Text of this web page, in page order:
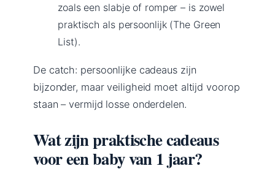
zoals een slabje of romper – is zowel
praktisch als persoonlijk (The Green
List).
De catch: persoonlijke cadeaus zijn
bijzonder, maar veiligheid moet altijd voorop
staan – vermijd losse onderdelen.
Wat zijn praktische cadeaus
voor een baby van 1 jaar?